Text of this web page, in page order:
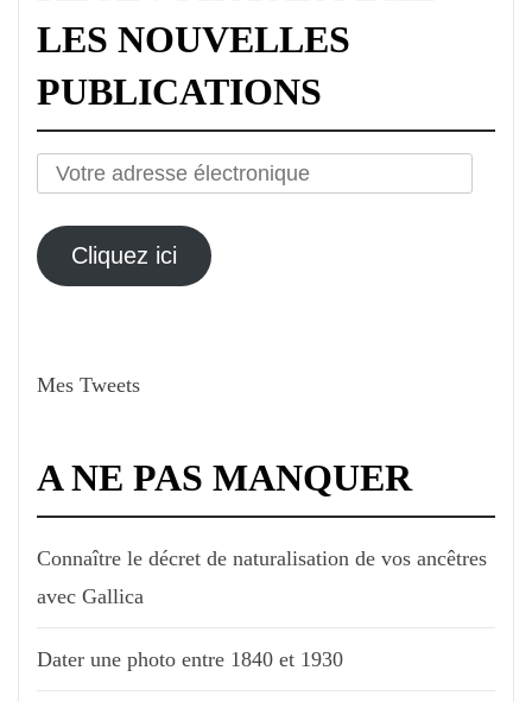
LES NOUVELLES
PUBLICATIONS
Votre
électronique
Cliquez ici
Mes Tweets
A NE PAS MANQUER
Connaître le décret de naturalisation de vos ancêtres
avec Gallica
Dater une photo entre 1840 et 1930